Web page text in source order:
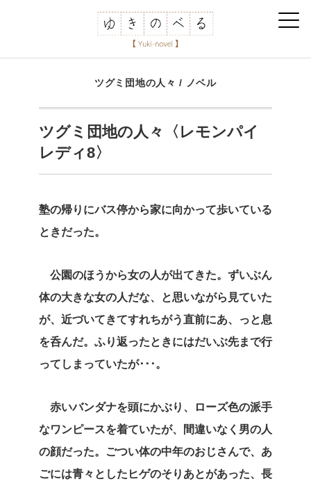
ツグミ団地の人々 / ノベル
ツグミ団地の人々〈レモンパイ
レディ8〉
塾の帰りにバス停から家に向かって歩いている
ときだった。
公園のほうから女の人が出てきた。ずいぶん
体の大きな女の人だな、と思いながら見ていた
が、近づいてきてすれちがう直前にあ、っと息
を呑んだ。ふり返ったときにはだいぶ先まで行
ってしまっていたが･･･。
赤いバンダナを頭にかぶり、ローズ色の派手
なワンピースを着ていたが、間違いなく男の人
の顔だった。ごつい体の中年のおじさんで、あ
ごには青々としたヒゲのそりあとがあった、長